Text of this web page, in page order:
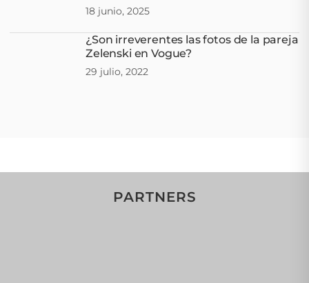
18 junio, 2025
¿Son irreverentes las fotos de la pareja
Zelenski en Vogue?
29 julio, 2022
PARTNERS